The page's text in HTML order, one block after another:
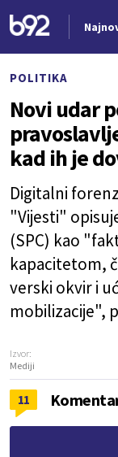
POLITIKA
Novi udar
kad ih je
Digitalni
"Vijesti"
(SPC) kao
kapacitetom,
verski okvir i
mobilizacije",
Izvor:
Mediji
11